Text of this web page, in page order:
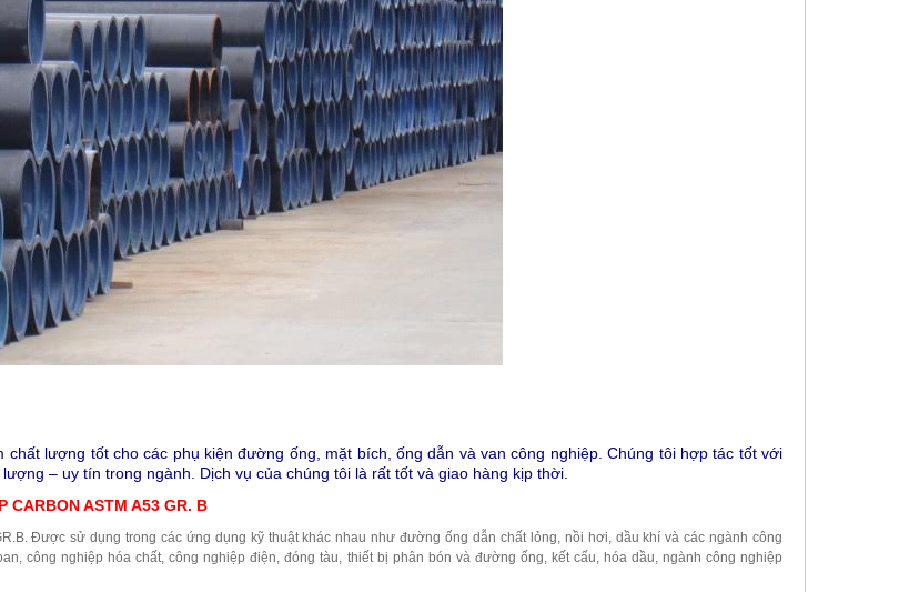
chất lượng tốt cho các phụ kiện đường ống, mặt bích, ống dẫn và van công nghiệp. Chúng tôi hợp tác tốt với
– uy tín trong ngành. Dịch vụ của chúng tôi là rất tốt và giao hàng kịp thời.
CARBON ASTM A53 GR. B
Được sử dụng trong các ứng dụng kỹ thuật khác nhau như đường ống dẫn chất lỏng, nồi hơi, dầu khí và các ngành công
công nghiệp hóa chất, công nghiệp điện, đóng tàu, thiết bị phân bón và đường ống, kết cấu, hóa dầu, ngành công nghiệp